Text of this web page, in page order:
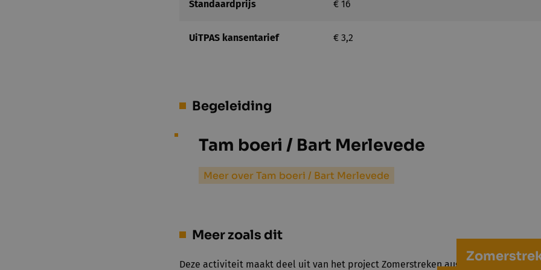
Standaardprijs € 16
UiTPAS kansentarief € 3,2
Begeleiding
Tam boeri / Bart Merlevede
Meer over Tam boeri / Bart Merlevede
Meer zoals dit
Deze activiteit maakt deel uit van het project Zomerstreken augustus